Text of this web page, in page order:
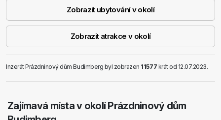
Zobrazit ubytování v okolí
Zobrazit atrakce v okolí
Inzerát Prázdninový dům Budimberg byl zobrazen 11577 krát od 12.07.2023.
Zajímavá místa v okolí Prázdninový dům